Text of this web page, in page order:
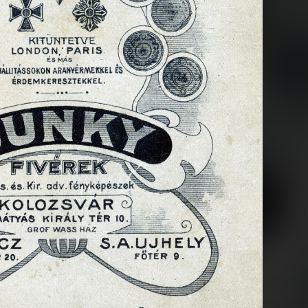
1904
1905
A kép forrását kérjük így adja meg: Fortepan / BFL XIV.380 Karafiáth Jenő iratai / Szekfű András adománya
Mihály.
1905 1905